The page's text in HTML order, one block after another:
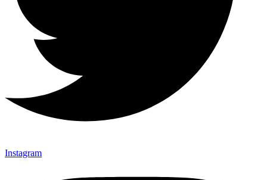
Instagram